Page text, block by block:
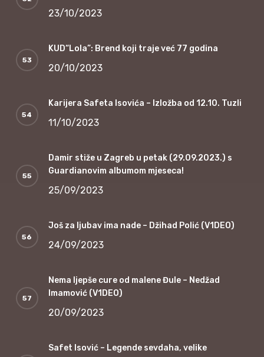
23/10/2023
KUD“Lola”: Brend koji traje već 77 godina
20/10/2023
Karijera Safeta Isovića – Izložba od 12.10. Tuzli
11/10/2023
Damir stiže u Zagreb u petak (29.09.2023.) s
Guardianovim albumom mjeseca!
25/09/2023
Još za ljubav ima nade – Džihad Polić (V1DEO)
24/09/2023
Nema ljepše cure od malene Đule – Nedžad
Imamović (V1DEO)
20/09/2023
Safet Isović – Legende sevdaha, velike